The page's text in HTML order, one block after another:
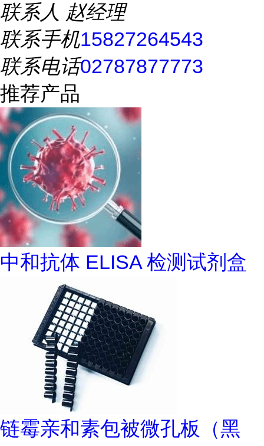
联系人 赵经理
联系手机15827264543
联系电话02787877773
推荐产品
中和抗体 ELISA 检测试剂盒
链霉亲和素包被微孔板（黑